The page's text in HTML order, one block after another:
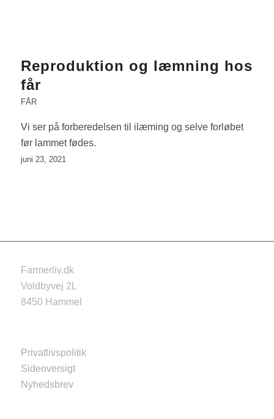
Reproduktion og læmning hos
får
FÅR
Vi ser på forberedelsen til ilæming og selve forløbet
før lammet fødes.
juni 23, 2021
Farmerliv.dk
Voldbyvej 2L
8450 Hammel
Privatlivspolitik
Sideoversigt
Nyhedsbrev